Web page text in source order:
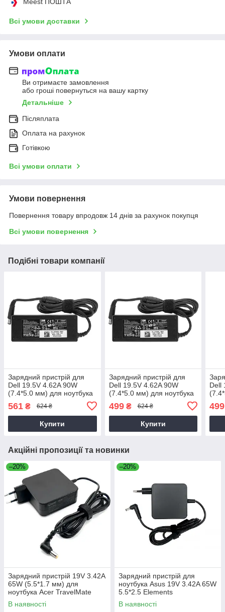
Всі умови доставки
Умови оплати
Ви отримаєте замовлення
або гроші повернуться на вашу картку
Детальніше
Післяплата
Оплата на рахунок
Готівкою
Всі умови оплати
Умови повернення
Повернення товару впродовж 14 днів за рахунок покупця
Всі умови повернення
Подібні товари компанії
Зарядний пристрій для
Dell 19.5V 4.62A 90W
(7.4*5.0 мм) для ноутбука
P63G, P63G002 90W
561 ₴ 624 ₴
Купити
Зарядний пристрій для
Dell 19.5V 4.62A 90W
(7.4*5.0 мм) для ноутбука
Dell 0CM889, 0J62H3, 332-
1833, 9T215, DF266
499₴ 624 ₴
Купити
Dell
499
Акційні пропозиції та новинки
–20%
Зарядний пристрій 19V 3.42A
65W (5.5*1.7 мм) для
ноутбука Acer TravelMate
P2510-G2-M
В наявності
–20%
Зарядний пристрій для
ноутбука Asus 19V 3.42A 65W
5.5*2.5 Elements
В наявності